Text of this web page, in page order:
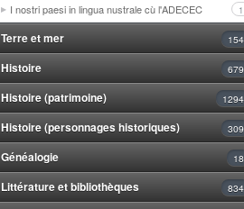
I nostri paesi in lingua nustrale cù l'ADECEC 1
Terre et mer 154
Histoire 679
Histoire (patrimoine) 1294
Histoire (personnages historiques) 309
Généalogie 18
Littérature et bibliothèques 834